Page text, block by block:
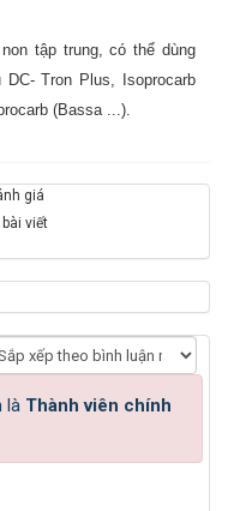
tập trung, có thể dùng
Tron Plus, Isoprocarb
(Bassa ...).
giá
viết
là Thành viên chính